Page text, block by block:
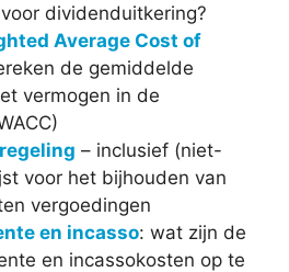
dividenduitkering?
Average Cost of
de gemiddelde
vermogen in de
– inclusief (niet-
voor het bijhouden van
vergoedingen
en incasso: wat zijn de
en incassokosten op te